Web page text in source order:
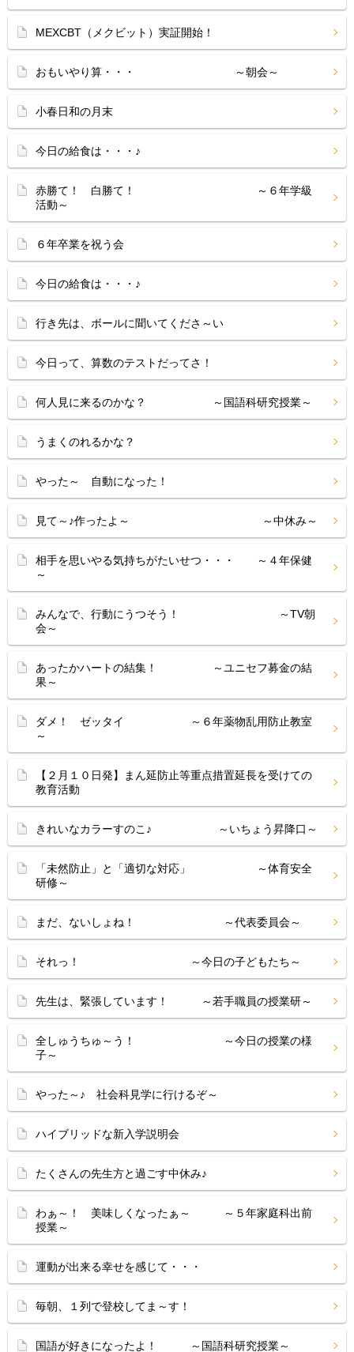
MEXCBT（メクビット）実証開始！
おもいやり算・・・ ～朝会～
小春日和の月末
今日の給食は・・・♪
赤勝て！ 白勝て！ ～６年学級
活動～
６年卒業を祝う会
今日の給食は・・・♪
行き先は、ボールに聞いてくださ～い
今日って、算数のテストだってさ！
何人見に来るのかな？ ～国語科研究授業～
うまくのれるかな？
やった～ 自動になった！
見て～♪作ったよ～ ～中休み～
相手を思いやる気持ちがたいせつ・・・ ～４年保健
～
みんなで、行動にうつそう！ ～TV朝
会～
あったかハートの結集！ ～ユニセフ募金の結
果～
ダメ！ ゼッタイ ～６年薬物乱用防止教室
～
【２月１０日発】まん延防止等重点措置延長を受けての
教育活動
きれいなカラーすのこ♪ ～いちょう昇降口～
「未然防止」と「適切な対応」 ～体育安全
研修～
まだ、ないしょね！ ～代表委員会～
それっ！ ～今日の子どもたち～
先生は、緊張しています！ ～若手職員の授業研～
全しゅうちゅ～う！ ～今日の授業の様
子～
やった～♪ 社会科見学に行けるぞ～
ハイブリッドな新入学説明会
たくさんの先生方と過ごす中休み♪
わぁ～！ 美味しくなったぁ～ ～５年家庭科出前
授業～
運動が出来る幸せを感じて・・・
毎朝、１列で登校してま～す！
国語が好きになったよ！ ～国語科研究授業～